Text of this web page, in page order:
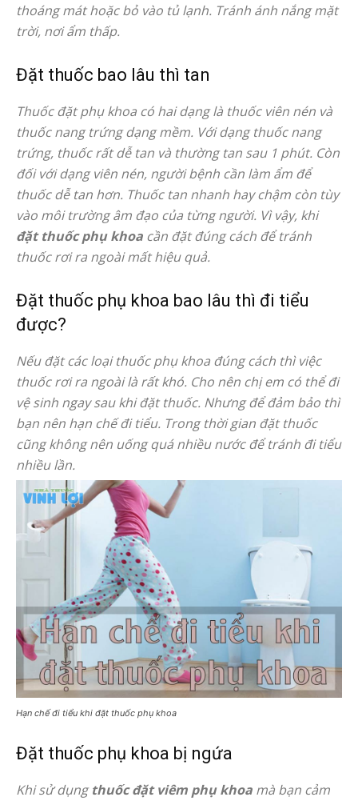
thoáng mát hoặc bỏ vào tủ lạnh. Tránh ánh nắng mặt
trời, nơi ẩm thấp.
Đặt thuốc bao lâu thì tan
Thuốc đặt phụ khoa có hai dạng là thuốc viên nén và
thuốc nang trứng dạng mềm. Với dạng thuốc nang
trứng, thuốc rất dễ tan và thường tan sau 1 phút. Còn
đối với dạng viên nén, người bệnh cần làm ẩm để
thuốc dễ tan hơn. Thuốc tan nhanh hay chậm còn tùy
vào môi trường âm đạo của từng người. Vì vậy, khi
đặt thuốc phụ khoa cần đặt đúng cách để tránh
thuốc rơi ra ngoài mất hiệu quả.
Đặt thuốc phụ khoa bao lâu thì đi tiểu
được?
Nếu đặt các loại thuốc phụ khoa đúng cách thì việc
thuốc rơi ra ngoài là rất khó. Cho nên chị em có thể đi
vệ sinh ngay sau khi đặt thuốc. Nhưng để đảm bảo thì
bạn nên hạn chế đi tiểu. Trong thời gian đặt thuốc
cũng không nên uống quá nhiều nước để tránh đi tiểu
nhiều lần.
Hạn chế đi tiểu khi đặt thuốc phụ khoa
Đặt thuốc phụ khoa bị ngứa
Khi sử dụngthuốc đặt viêm phụ khoa mà bạn cảm